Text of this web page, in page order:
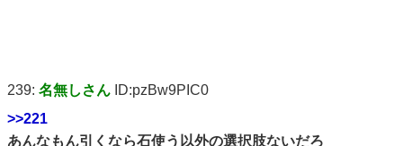
239: 名無しさん ID:pzBw9PIC0
>>221
あんなもん引くなら石使う以外の選択肢ないだろ